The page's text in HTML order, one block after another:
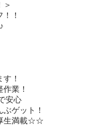
＞
！
！
業！
安心
ゲット！
生満載☆☆